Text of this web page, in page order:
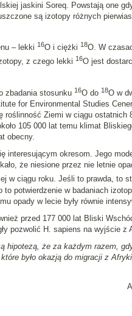
jaskini Soreq. Powstają one
są izotopy różnych
– lekki 16O i ciężki 18O. W
z czego lekki 16O jest
zbadania stosunku 16O do 18O w
for Environmental Studies
roślinność Ziemi w ciągu ostatnich
105 000 lat temu klimat
obecny.
interesującym okresom. Jego
że niesione przez nie letnie
w ciągu roku. Jeśli to prawda, to
potwierdzenie w badaniach
opady w lecie były równie
przed 177 000 lat Bliski
pozwolić H. sapiens na wyjście z
hipotezą, że za każdym razem,
było okazją do migracji z Afryki